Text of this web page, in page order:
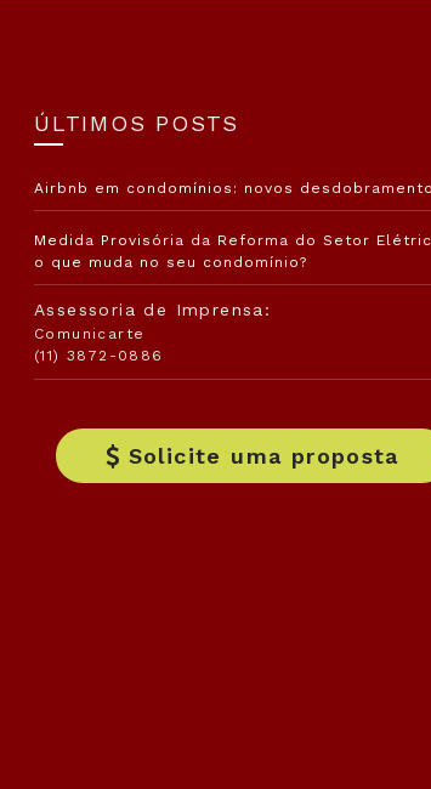
ÚLTIMOS POSTS
Airbnb em condomínios: novos
Medida Provisória da Reforma do Setor
o que muda no seu condomínio?
Assessoria de Imprensa:
Comunicarte
(11) 3872-0886
Solicite uma proposta